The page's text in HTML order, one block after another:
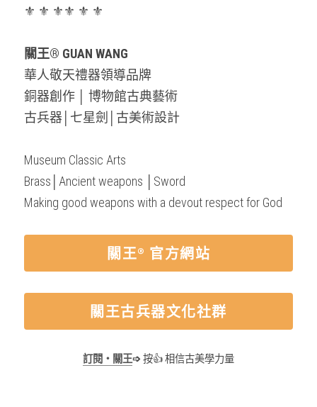
⚜️ ⚜️ ⚜️⚜️ ⚜️ ⚜️
關王® GUAN WANG
華人敬天禮器領導品牌
銅器創作 │ 博物館古典藝術
古兵器│七星劍│古美術設計
Museum Classic Arts
Brass│Ancient weapons │Sword
Making good weapons with a devout respect for God
關王® 官方網站
關王古兵器文化社群
訂閱・關王➩ 按👍 相信古美學力量